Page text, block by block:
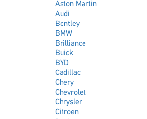
Aston Martin
Audi
Bentley
BMW
Brilliance
Buick
BYD
Cadillac
Chery
Chevrolet
Chrysler
Citroen